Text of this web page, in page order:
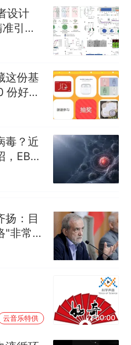
目击者直呼震惊 （视频
参考消息）
一被第二名传话劝弃考
报
制裁瓜子饺子，美国怕什
设计
引爆
癌症
这份基
份好礼
毒？近
EB病
扬：目
"非常困
云音乐特供 00:00